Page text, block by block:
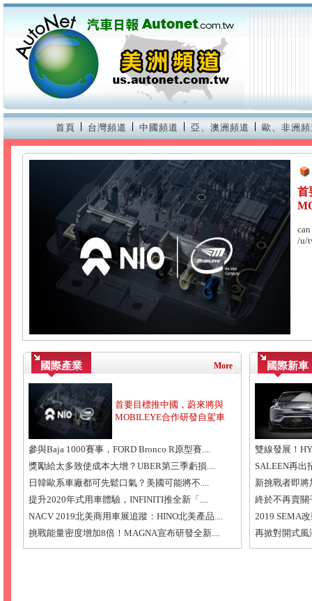
首頁 台灣頻道 中國頻道 亞、澳洲頻道 歐、非洲
首
/u/
國際產業 More
首要目標推中國，蔚來將與
MOBILEYE合作研發自駕車
參與Baja 1000賽事，FORD Bronco R原型賽....
獎勵給太多致使成本大增？UBER第三季虧損....
日韓歐系車廠都可先鬆口氣？美國可能將不....
提升2020年式用車體驗，INFINITI推全新「....
NACV 2019北美商用車展追蹤：HINO北美產品....
挑戰能量密度增加8倍！MAGNA宣布研發全新....
國際新車
雙線發展！
SALEEN再出
新挑戰者即將
終於不再賣關
2019 SEMA
再掀對開式風